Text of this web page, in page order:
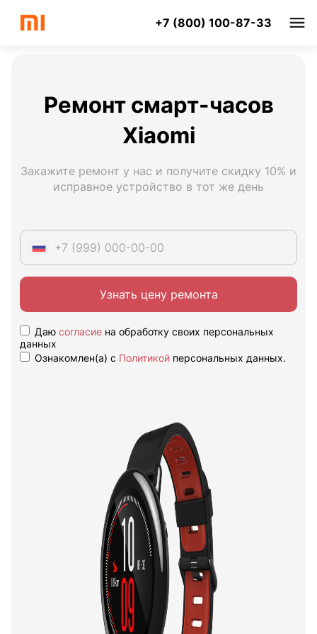
+7 (800) 100-87-33
Ремонт смарт-часов
Xiaomi
Закажите ремонт у нас и получите скидку 10% и
исправное устройство в тот же день
Узнать цену ремонта
Даю согласие на обработку своих персональных
данных
Ознакомлен(а) с Политикой персональных данных.